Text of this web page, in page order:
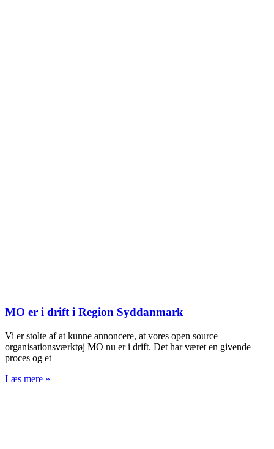
MO er i drift i Region Syddanmark
Vi er stolte af at kunne annoncere, at vores open source
organisationsværktøj MO nu er i drift. Det har været en givende
proces og et
Læs mere »